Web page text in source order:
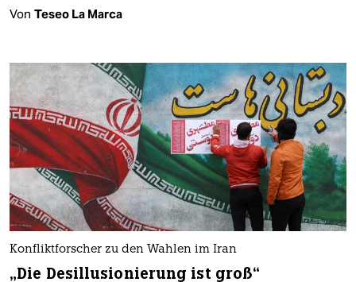
Von Teseo La Marca
Konfliktforscher zu den Wahlen im Iran
„Die Desillusionierung ist groß“